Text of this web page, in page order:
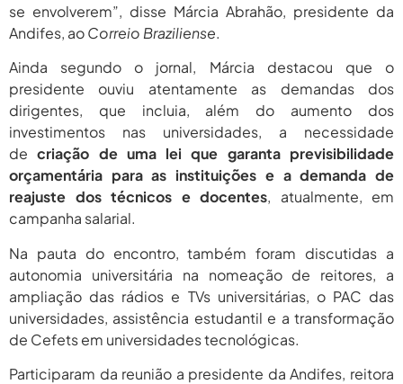
se envolverem”, disse Márcia Abrahão, presidente da
Andifes, aoCorreio Braziliense.
Ainda segundo o jornal, Márcia destacou que o
presidente ouviu atentamente as demandas dos
dirigentes, que incluia, além do aumento dos
investimentos nas universidades, a necessidade
decriação de uma lei que garanta previsibilidade
orçamentária para as instituições e a demanda de
reajuste dos técnicos e docentes, atualmente, em
campanha salarial.
Na pauta do encontro, também foram discutidas a
autonomia universitária na nomeação de reitores, a
ampliação das rádios e TVs universitárias, o PAC das
universidades, assistência estudantil e a transformação
de Cefets em universidades tecnológicas.
Participaram da reunião a presidente da Andifes, reitora